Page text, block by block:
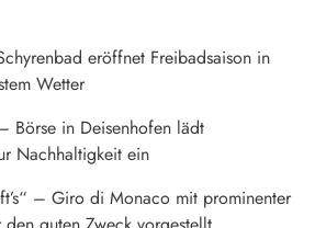
eröffnet Freibadsaison in
Wetter
Börse in Deisenhofen lädt
Nachhaltigkeit ein
– Giro di Monaco mit prominenter